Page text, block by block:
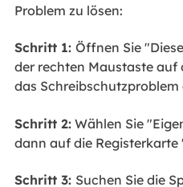
Problem zu lösen:
Schritt 1: Öffnen Sie
der rechten Maustaste auf
das
Schritt 2:Wählen Sie
dann auf die Registerkarte
Schritt 3: Suchen Sie die